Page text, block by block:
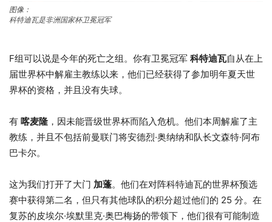
图像：
科特迪瓦是非洲国家杯卫冕冠军
F组可以说是今年的死亡之组。你有卫冕冠军 科特迪瓦自从在上
届世界杯​​中解雇主教练以来，他们已经获得了参加明年夏天世
界杯的资格，并且没有失球。
有 喀麦隆 ，因未能晋级世界杯而陷入危机。他们本周解雇了主
教练，并且不包括前曼联门将安德烈·奥纳纳和队长文森特·阿布
巴卡尔。
这为我们打开了大门 加蓬。他们在对阵科特迪瓦的世界杯预选
赛中获得第二名，但只有其他球队的积分超过他们的 25 分。在
复苏的皮埃尔·埃默里克·奥巴梅扬的带领下，他们很有可能制造